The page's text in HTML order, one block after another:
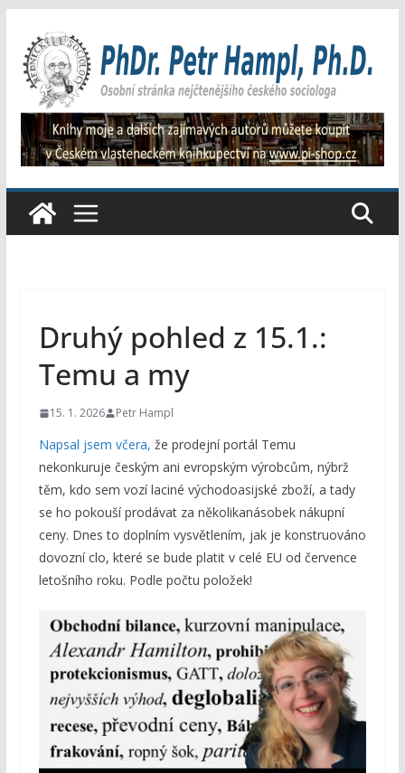
obsah
Druhý pohled z 15.1.:
Temu a my
15. 1. 2026 Petr Hampl
Napsal jsem včera, že prodejní portál Temu
nekonkuruje českým ani evropským výrobcům, nýbrž
těm, kdo sem vozí laciné východoasijské zboží, a tady
se ho pokouší prodávat za několikanásobek nákupní
ceny. Dnes to doplním vysvětlením, jak je konstruováno
dovozní clo, které se bude platit v celé EU od července
letošního roku. Podle počtu položek!